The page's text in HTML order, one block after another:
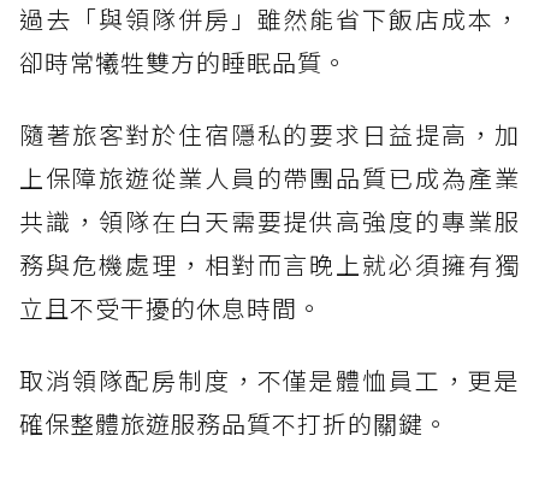
過去「與領隊併房」雖然能省下飯店成本，
卻時常犧牲雙方的睡眠品質。
隨著旅客對於住宿隱私的要求日益提高，加
上保障旅遊從業人員的帶團品質已成為產業
共識，領隊在白天需要提供高強度的專業服
務與危機處理，相對而言晚上就必須擁有獨
立且不受干擾的休息時間。
取消領隊配房制度，不僅是體恤員工，更是
確保整體旅遊服務品質不打折的關鍵。